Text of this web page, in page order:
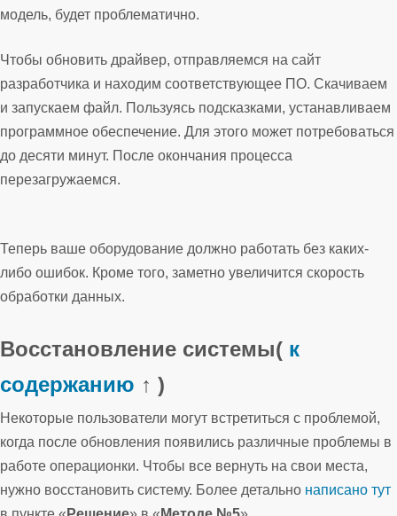
модель, будет проблематично.
Чтобы обновить драйвер, отправляемся на сайт
разработчика и находим соответствующее ПО. Скачиваем
и запускаем файл. Пользуясь подсказками, устанавливаем
программное обеспечение. Для этого может потребоваться
до десяти минут. После окончания процесса
перезагружаемся.
Теперь ваше оборудование должно работать без каких-
либо ошибок. Кроме того, заметно увеличится скорость
обработки данных.
Восстановление системы( к
содержанию ↑ )
Некоторые пользователи могут встретиться с проблемой,
когда после обновления появились различные проблемы в
работе операционки. Чтобы все вернуть на свои места,
нужно восстановить систему. Более детально написано тут